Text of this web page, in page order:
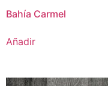
Bahía Carmel
Añadir